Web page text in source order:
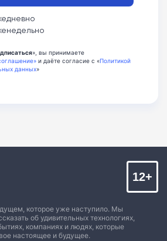
», вы принимаете
и даёте согласие с «Политикой
данных»
которое уже наступило. Мы
об удивительных технологиях,
компаниях и людях, которые
настоящее и будущее.
12+